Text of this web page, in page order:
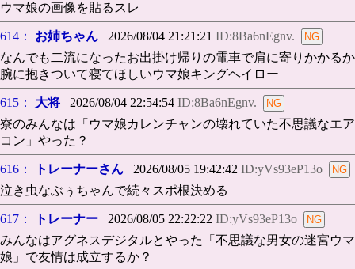
ウマ娘の画像を貼るスレ
614： お姉ちゃん 2026/08/04 21:21:21 ID:8Ba6nEgnv.
なんでも二流になったお出掛け帰りの電車で肩に寄りかかるか
腕に抱きついて寝てほしいウマ娘キングヘイロー
615： 大将 2026/08/04 22:54:54 ID:8Ba6nEgnv.
寮のみんなは「ウマ娘カレンチャンの壊れていた不思議なエア
コン」やった？
616： トレーナーさん 2026/08/05 19:42:42 ID:yVs93eP13o
泣き虫なぶぅちゃんで続々スポ根決める
617： トレーナー 2026/08/05 22:22:22 ID:yVs93eP13o
みんなはアグネスデジタルとやった「不思議な男女の迷宮ウマ
娘」で友情は成立するか？